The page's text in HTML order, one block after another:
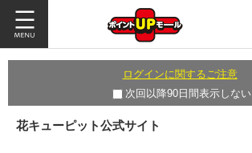
ログインに関するご注意
次回以降90日間表示しない
花キューピット公式サイト